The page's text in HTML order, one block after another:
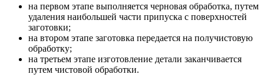
на первом этапе выполняется черновая обработка, путем
удаления наибольшей части припуска с поверхностей
заготовки;
на втором этапе заготовка передается на получистовую
обработку;
на третьем этапе изготовление детали заканчивается
путем чистовой обработки.